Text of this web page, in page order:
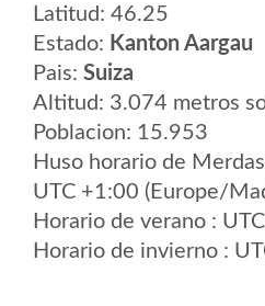
Latitud: 46.25
Estado: Kanton Aargau
Pais: Suiza
Altitud: 3.074 metros
Poblacion: 15.953
Huso horario de
UTC +1:00 (Europe/
Horario de verano :
Horario de invierno :